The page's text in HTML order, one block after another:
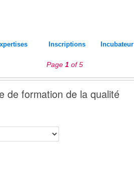
Inscriptions Incubateur
Page 1 of 5
de formation de la qualité